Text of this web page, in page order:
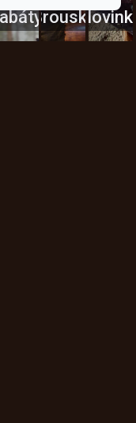
BrouskyNovinky